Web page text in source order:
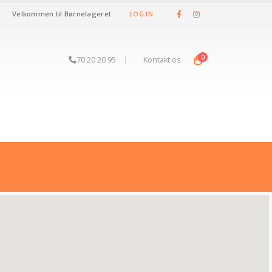
Velkommen til Børnelageret LOG IN
70 20 20 95 | Kontakt os 0